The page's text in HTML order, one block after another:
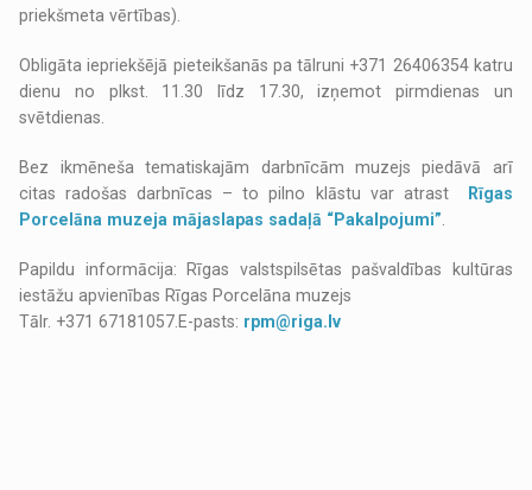
priekšmeta vērtības).
Obligāta iepriekšējā pieteikšanās pa tālruni +371 26406354 katru
dienu no plkst. 11.30 līdz 17.30, izņemot pirmdienas un
svētdienas.
Bez ikmēneša tematiskajām darbnīcām muzejs piedāvā arī
citas radošas darbnīcas – to pilno klāstu var atrast
Rīgas
Porcelāna muzeja mājaslapas sadaļā “Pakalpojumi”
Papildu informācija: Rīgas valstspilsētas pašvaldības kultūras
iestāžu apvienības Rīgas Porcelāna muzejs
Tālr. +371 67181057.E-pasts: rpm@riga.lv